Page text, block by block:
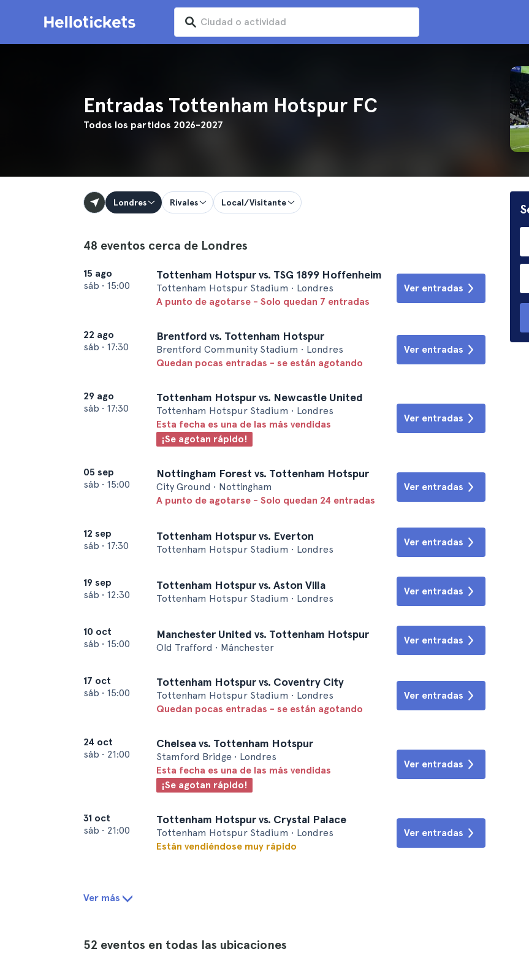
Entradas Tottenham Hotspur FC
Todos los partidos 2026-2027
Londres Rivales Local/Visitante
48 eventos cerca de Londres
15 ago
sáb • 15:00
Tottenham Hotspur vs. TSG 1899 Hoffenheim
Tottenham Hotspur Stadium • Londres
A punto de agotarse - Solo quedan 7 entradas
Ver entradas
22 ago
sáb • 17:30
Brentford vs. Tottenham Hotspur
Brentford Community Stadium • Londres
Quedan pocas entradas - se están agotando
Ver entradas
29 ago
sáb • 17:30
Tottenham Hotspur vs. Newcastle United
Tottenham Hotspur Stadium • Londres
Esta fecha es una de las más vendidas
¡Se agotan rápido!
Ver entradas
05 sep
sáb • 15:00
Nottingham Forest vs. Tottenham Hotspur
City Ground • Nottingham
A punto de agotarse - Solo quedan 24 entradas
Ver entradas
12 sep
sáb • 17:30
Tottenham Hotspur vs. Everton
Tottenham Hotspur Stadium • Londres
Ver entradas
19 sep
sáb • 12:30
Tottenham Hotspur vs. Aston Villa
Tottenham Hotspur Stadium • Londres
Ver entradas
10 oct
sáb • 15:00
Manchester United vs. Tottenham Hotspur
Old Trafford • Mánchester
Ver entradas
17 oct
sáb • 15:00
Tottenham Hotspur vs. Coventry City
Tottenham Hotspur Stadium • Londres
Quedan pocas entradas - se están agotando
Ver entradas
24 oct
sáb • 21:00
Chelsea vs. Tottenham Hotspur
Stamford Bridge • Londres
Esta fecha es una de las más vendidas
¡Se agotan rápido!
Ver entradas
31 oct
sáb • 21:00
Tottenham Hotspur vs. Crystal Palace
Tottenham Hotspur Stadium • Londres
Están vendiéndose muy rápido
Ver entradas
Ver más
52 eventos en todas las ubicaciones